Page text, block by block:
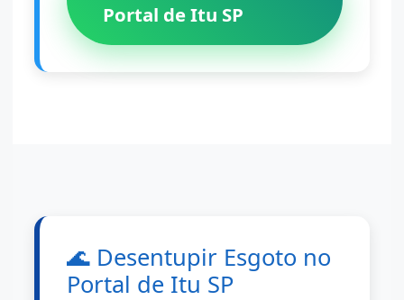
Portal de Itu SP
🌊 Desentupir Esgoto no
Portal de Itu SP